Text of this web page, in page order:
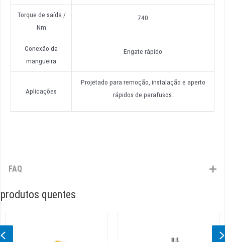
Torque de saída /
Nm
740
Conexão da
mangueira
Engate rápido
Aplicações
Projetado para remoção, instalação e aperto
rápidos de parafusos.
FAQ
produtos quentes
Previous